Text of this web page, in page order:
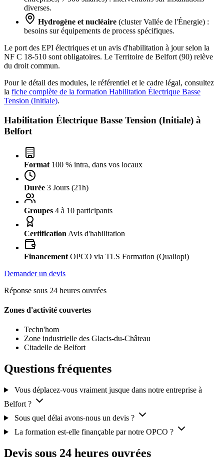
diverses.
Hydrogène et nucléaire (cluster Vallée de l'Énergie) :
besoins sur équipements de process spécifiques.
Le port des EPI électriques et un avis d'habilitation à jour selon la
NF C 18-510 sont obligatoires. Le Territoire de Belfort (90) relève
du droit commun.
Pour le détail des modules, le référentiel et le cadre légal, consultez
la fiche complète de la formation Habilitation Électrique Basse
Tension (Initiale).
Habilitation Électrique Basse Tension (Initiale) à
Belfort
Format 100 % intra, dans vos locaux
Durée 3 Jours (21h)
Groupes 4 à 10 participants
Certification Avis d'habilitation
Financement OPCO via TLS Formation (Qualiopi)
Demander un devis
Réponse sous 24 heures ouvrées
Zones d'activité couvertes
Techn'hom
Zone industrielle des Glacis-du-Château
Citadelle de Belfort
Questions fréquentes
Vous déplacez-vous vraiment jusque dans notre entreprise à
Belfort ?
Sous quel délai avons-nous un devis ?
La formation est-elle finançable par notre OPCO ?
Devis sous 24 heures ouvrées